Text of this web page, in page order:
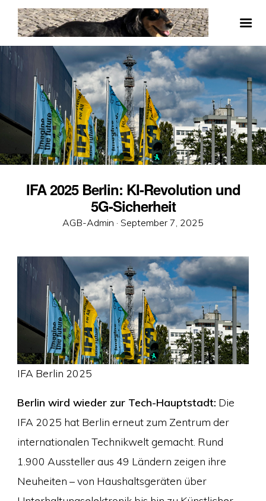
IFA 2025 Berlin: KI-Revolution und
5G-Sicherheit
AGB-Admin · Veröffentlicht
September 7, 2025
IFA Berlin 2025
Berlin wird wieder zur Tech-Hauptstadt: Die
IFA 2025 hat Berlin erneut zum Zentrum der
internationalen Technikwelt gemacht. Rund
1.900 Aussteller aus 49 Ländern zeigen ihre
Neuheiten – von Haushaltsgeräten über